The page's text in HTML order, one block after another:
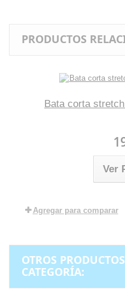
PRODUCTOS
Bata corta
Ver
Agregar para comparar
OTROS
CATEGORÍA: